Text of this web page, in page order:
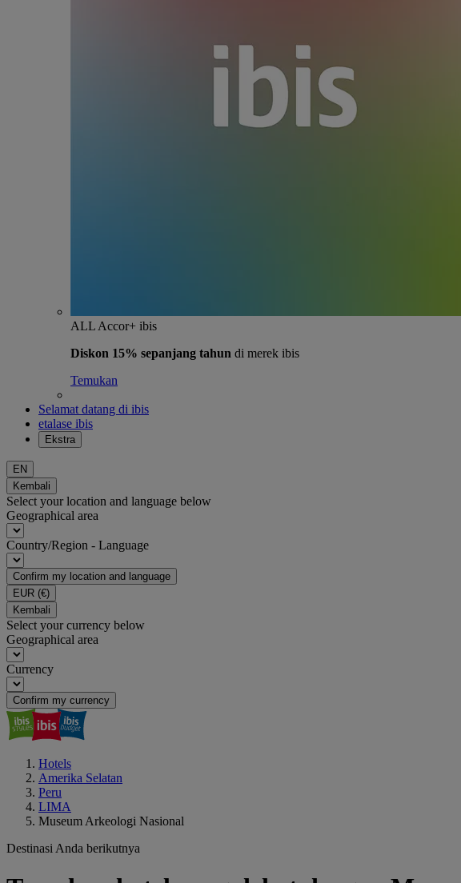
ALL Accor+ ibis
Diskon 15% sepanjang tahun di merek ibis
Temukan
Selamat datang di ibis
etalase ibis
Ekstra
EN
Kembali
Select your location and language below
Geographical area
Country/Region - Language
Confirm my location and language
EUR (€)
Kembali
Select your currency below
Geographical area
Currency
Confirm my currency
Hotels
Amerika Selatan
Peru
LIMA
Museum Arkeologi Nasional
Destinasi Anda berikutnya